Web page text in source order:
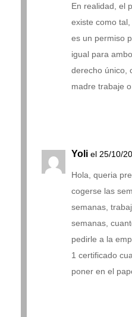
En realidad, el
existe como
es un permiso
igual para
derecho único,
madre trabaje o
Yoli el 25/10/
Hola, queria
cogerse las
semanas,
semanas,
pedirle a la
1 certificado
poner en el